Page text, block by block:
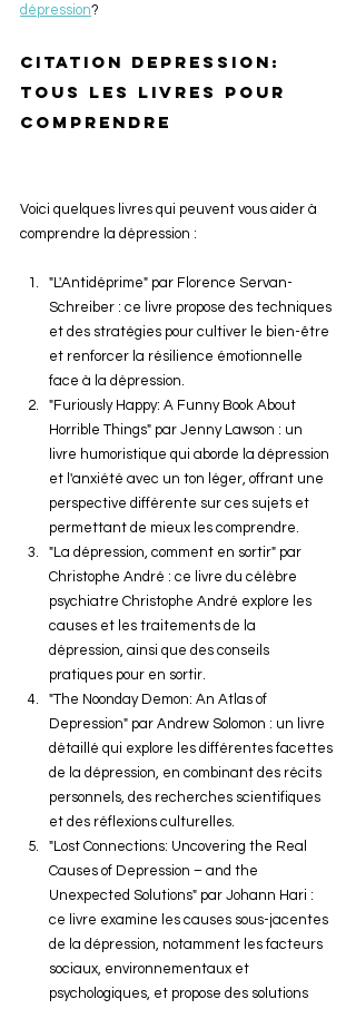
dépression?
Citation depression:
tous les livres pour
comprendre
Voici quelques livres qui peuvent vous aider à
comprendre la dépression :
"L'Antidéprime" par Florence Servan-
Schreiber : ce livre propose des techniques
et des stratégies pour cultiver le bien-être
et renforcer la résilience émotionnelle
face à la dépression.
"Furiously Happy: A Funny Book About
Horrible Things" par Jenny Lawson : un
livre humoristique qui aborde la dépression
et l'anxiété avec un ton léger, offrant une
perspective différente sur ces sujets et
permettant de mieux les comprendre.
"La dépression, comment en sortir" par
Christophe André : ce livre du célèbre
psychiatre Christophe André explore les
causes et les traitements de la
dépression, ainsi que des conseils
pratiques pour en sortir.
"The Noonday Demon: An Atlas of
Depression" par Andrew Solomon : un livre
détaillé qui explore les différentes facettes
de la dépression, en combinant des récits
personnels, des recherches scientifiques
et des réflexions culturelles.
"Lost Connections: Uncovering the Real
Causes of Depression – and the
Unexpected Solutions" par Johann Hari :
ce livre examine les causes sous-jacentes
de la dépression, notamment les facteurs
sociaux, environnementaux et
psychologiques, et propose des solutions